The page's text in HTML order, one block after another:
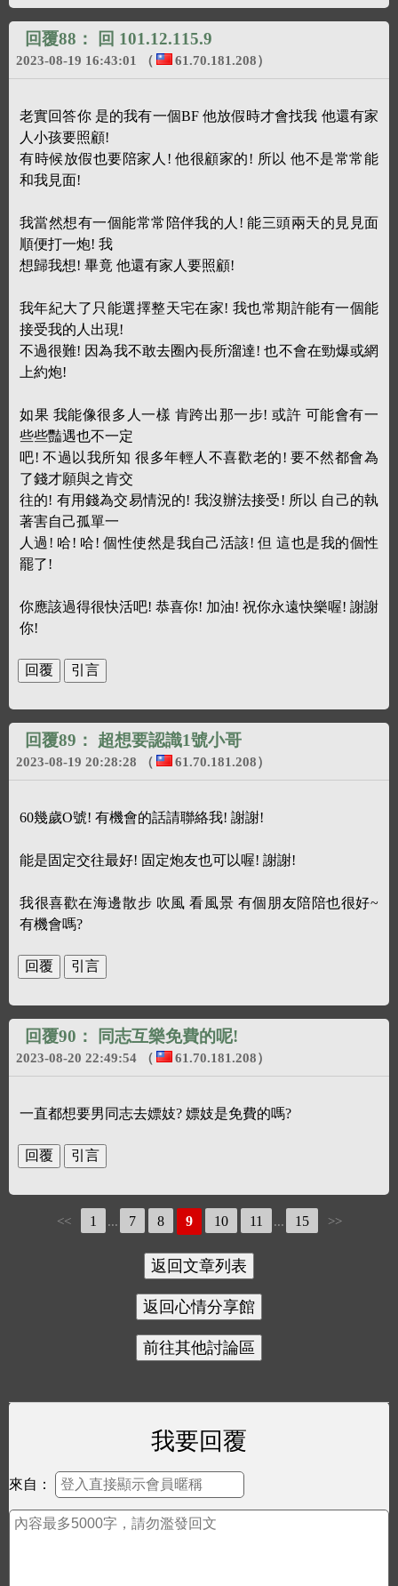
回覆88： 回 101.12.115.9
2023-08-19 16:43:01 （ 61.70.181.208）
老實回答你 是的我有一個BF 他放假時才會找我 他還有家
人小孩要照顧!
有時候放假也要陪家人! 他很顧家的! 所以 他不是常常能
和我見面!
我當然想有一個能常常陪伴我的人! 能三頭兩天的見見面
順便打一炮! 我
想歸我想! 畢竟 他還有家人要照顧!
我年紀大了只能選擇整天宅在家! 我也常期許能有一個能
接受我的人出現!
不過很難! 因為我不敢去圈內長所溜達! 也不會在勁爆或網
上約炮!
如果 我能像很多人一樣 肯跨出那一步! 或許 可能會有一
些些豔遇也不一定
吧! 不過以我所知 很多年輕人不喜歡老的! 要不然都會為
了錢才願與之肯交
往的! 有用錢為交易情況的! 我沒辦法接受! 所以 自己的執
著害自己孤單一
人過! 哈! 哈! 個性使然是我自己活該! 但 這也是我的個性
罷了!
你應該過得很快活吧! 恭喜你! 加油! 祝你永遠快樂喔! 謝謝
你!
回覆89： 超想要認識1號小哥
2023-08-19 20:28:28 （ 61.70.181.208）
60幾歲O號! 有機會的話請聯絡我! 謝謝!
能是固定交往最好! 固定炮友也可以喔! 謝謝!
我很喜歡在海邊散步 吹風 看風景 有個朋友陪陪也很好~
有機會嗎?
回覆90： 同志互樂免費的呢!
2023-08-20 22:49:54 （ 61.70.181.208）
一直都想要男同志去嫖妓? 嫖妓是免費的嗎?
<< 1 ... 7 8 9 10 11 ... 15 >>
我要回覆
來自：